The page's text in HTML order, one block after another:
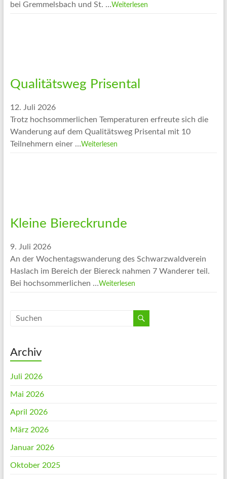
bei Gremmelsbach und St. …Weiterlesen
Qualitätsweg Prisental
12. Juli 2026
Trotz hochsommerlichen Temperaturen erfreute sich die
Wanderung auf dem Qualitätsweg Prisental mit 10
Teilnehmern einer …Weiterlesen
Kleine Biereckrunde
9. Juli 2026
An der Wochentagswanderung des Schwarzwaldverein
Haslach im Bereich der Biereck nahmen 7 Wanderer teil.
Bei hochsommerlichen …Weiterlesen
Archiv
Juli 2026
Mai 2026
April 2026
März 2026
Januar 2026
Oktober 2025